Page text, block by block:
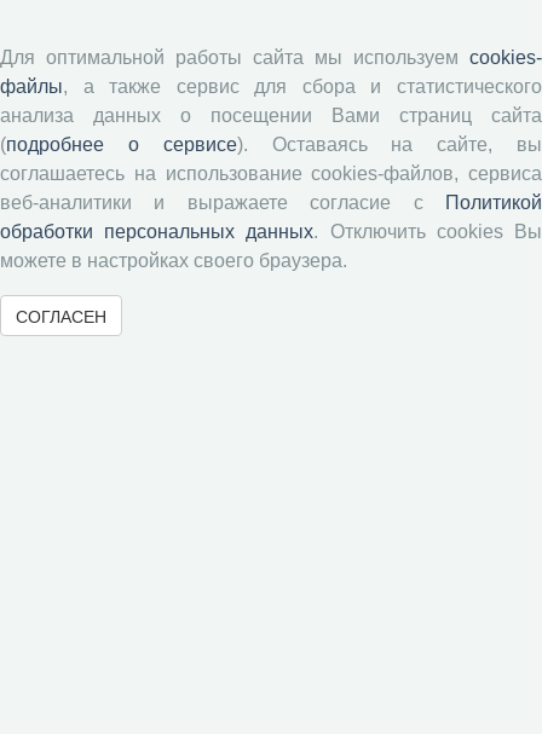
Рецензентам
Памятка рецензенту
Положение о рецензировании
Форма рецензии
Журналы ВолНЦ РАН
Экономические и социальные перемены
Для оптимальной работы сайта мы используем cookies-
файлы, а также сервис для сбора и статистического
анализа данных о посещении Вами страниц сайта
(подробнее о сервисе). Оставаясь на сайте, вы
соглашаетесь на использование cookies-файлов, сервиса
веб-аналитики и выражаете согласие с
Политикой
обработки персональных данных. Отключить cookies Вы
можете в настройках своего браузера.
СОГЛАСЕН